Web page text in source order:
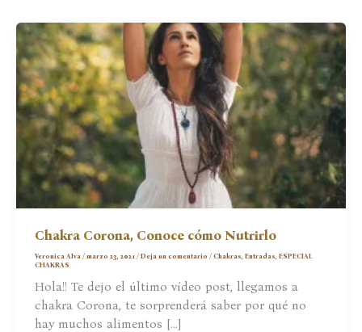
Chakra Corona, Conoce cómo Nutrirlo
Veronica Alva/marzo 23, 2021/Deja un comentario /Chakras ,Entradas ,ESPECIAL
CHAKRAS
Hola!! Te dejo el último vídeo post, llegamos a
chakra Corona, te sorprenderá saber por qué no
hay muchos alimentos […]